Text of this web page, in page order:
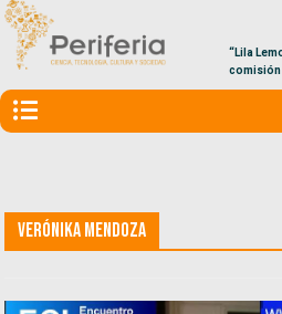
“Lila
comisión de
Verónika Mendoza